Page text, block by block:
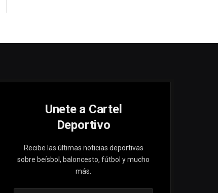
Unete a Cartel
Deportivo
Recibe las últimas noticias deportivas
sobre beísbol, baloncesto, fútbol y mucho
más.